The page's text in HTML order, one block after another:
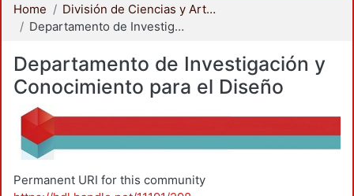
Home
División de Ciencias y Artes para el Diseño
Departamento de Investigación y Conocimiento para el Diseño
Departamento de Investigación y
Conocimiento para el Diseño
Permanent URI for this community